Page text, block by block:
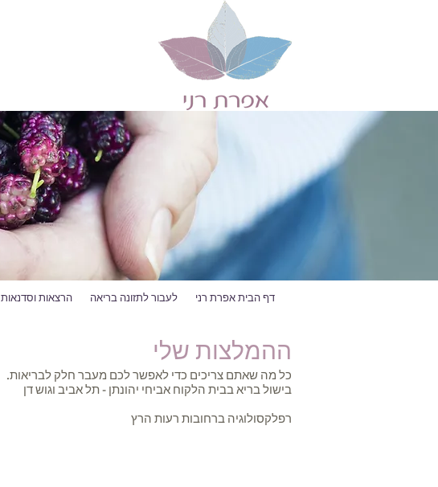
דף הבית אפרת רני לעבור לתזונה בריאה הרצאות וסדנאות
ההמלצות שלי
כל מה שאתם צריכים כדי לאפשר לכם מעבר חלק לבריאות.
בישול בריא בבית הלקוח אביחי יהונתן - תל אביב וגוש דן
רפלקסולוגיה ברחובות רעות הרץ